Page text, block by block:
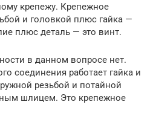
крепежу. Крепежное
и головкой плюс гайка —
плюс деталь — это винт.
в данном вопросе нет.
соединения работает гайка и
резьбой и потайной
шлицем. Это крепежное